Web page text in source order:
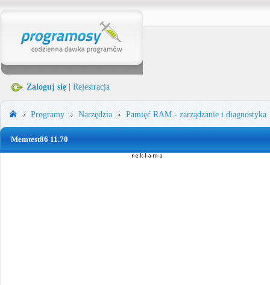
Zaloguj się Rejestracja
Programy Narzędzia Pamięć RAM - zarządzanie i diagnostyka
Memtest86 11.70